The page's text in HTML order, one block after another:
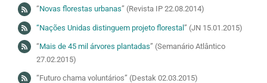
“Novas florestas urbanas” (Revista IP 22.08.2014)
“Nações Unidas distinguem projeto florestal” (JN 15.01.2015)
“Mais de 45 mil árvores plantadas” (Semanário Atlântico
27.02.2015)
“Futuro chama voluntários” (Destak 02.03.2015)